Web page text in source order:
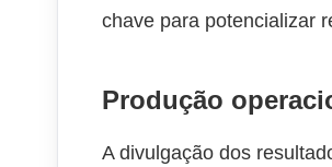
chave para potencializar
Produção
A divulgação dos